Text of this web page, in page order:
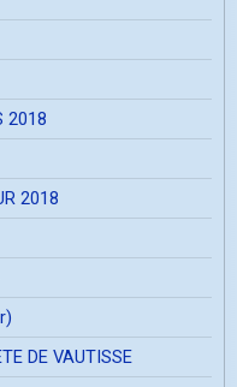
2018
2018
DE VAUTISSE